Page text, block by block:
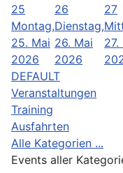
25
Montag,
25. Mai
2026
26
Dienstag,
26. Mai
2026
27
27.
DEFAULT
Veranstaltungen
Training
Ausfahrten
Alle Kategorien ...
Events aller